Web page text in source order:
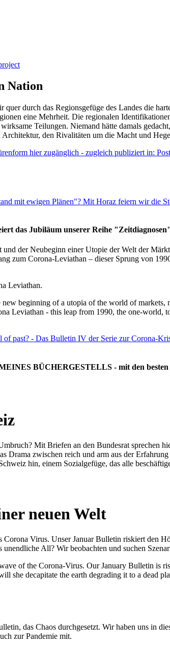
Nation
durch das Regionsgefüge des Landes die
eine Mehrheit. Die regionalen
Teilungen. Niemand hätte damals
den Rivalitäten um die Macht und
hier zugänglich - zugleich publiziert in:
mit ewigen Plänen"? Mit Horaz feiern wir die
das Jubiläum unserer Reihe
und der Neubeginn einer Utopie der Welt der
zum Corona-Leviathan – dieser Sprung von
Leviathan.
beginning of a utopia of the world of
Leviathan - this leap from 1990, the one-
past? - Das Bulletin IV der Serie zur Corona-
BÜCHERGESTELLS - mit den
Mit Briefen an den Bundesrat sprechen
Drama zwischen reich und arm aus der
hin, einem Sozialgefüge, das alle
neuen Welt
Virus. Unser Januar Bulletin riskiert den
All? Wir beobachten und suchen
of the Corona-Virus. Our January Bulletin is
she decapitate the earth degrading it to a dead
das Chaos durchgesetzt. Wir haben uns in
zur Pandemie mit.